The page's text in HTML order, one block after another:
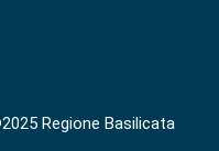
Regione Basilicata